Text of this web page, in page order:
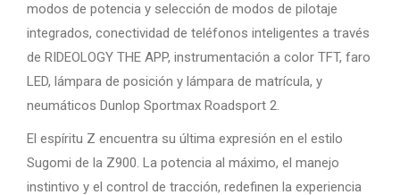
modos de potencia y selección de modos de pilotaje
integrados, conectividad de teléfonos inteligentes a través
de RIDEOLOGY THE APP, instrumentación a color TFT, faro
LED, lámpara de posición y lámpara de matrícula, y
neumáticos Dunlop Sportmax Roadsport 2.
El espíritu Z encuentra su última expresión en el estilo
Sugomi de la Z900. La potencia al máximo, el manejo
instintivo y el control de tracción, redefinen la experiencia